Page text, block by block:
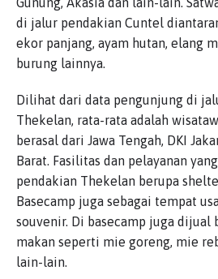
di jalur pendakian Cuntel
ekor panjang, ayam hutan, elang
burung lainnya.
Dilihat dari data pengunjung di
Thekelan, rata-rata adalah
berasal dari Jawa Tengah, DKI
Barat. Fasilitas dan pelayanan
pendakian Thekelan berupa
Basecamp juga sebagai tempat
souvenir. Di basecamp juga dijual
makan seperti mie goreng, mie
lain-lain.